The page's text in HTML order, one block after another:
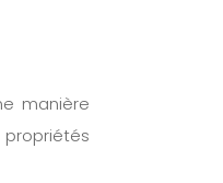
manière